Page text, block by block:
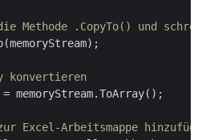
Methode .CopyTo() und
konvertieren
memoryStream.ToArray();
Excel-Arbeitsmappe